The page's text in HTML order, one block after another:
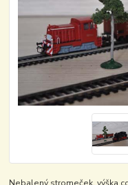
Nebalený stromeček, výška